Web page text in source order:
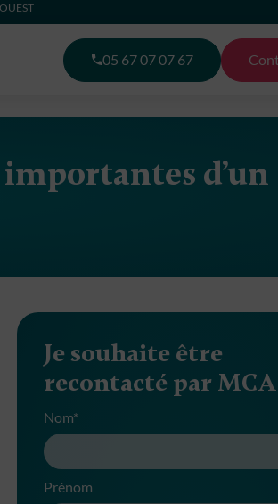
05 67 07 07 67
d’un
Je souhaite être
recontacté par MCA
Nom*
Prénom